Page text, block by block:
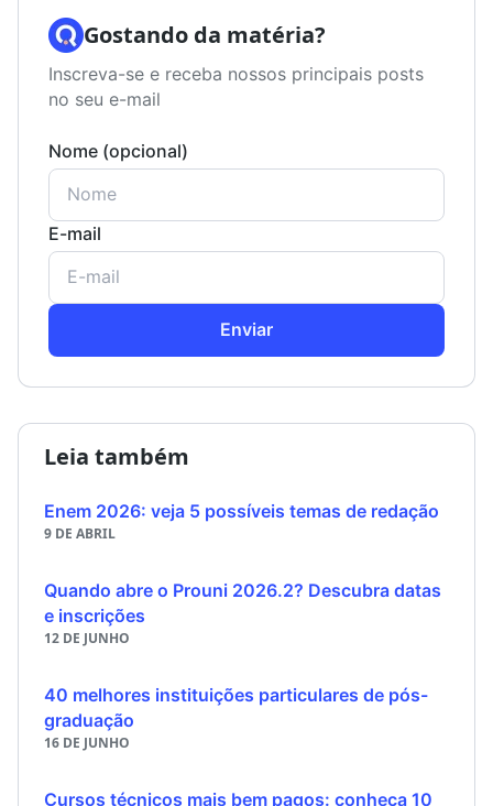
Gostando da matéria?
Inscreva-se e receba nossos principais posts
no seu e-mail
Nome (opcional)
E-mail
Enviar
Leia também
Enem 2026: veja 5 possíveis temas de redação
9 DE ABRIL
Quando abre o Prouni 2026.2? Descubra datas
e inscrições
12 DE JUNHO
40 melhores instituições particulares de pós-
graduação
16 DE JUNHO
Cursos técnicos mais bem pagos: conheça 10